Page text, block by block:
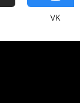
VK